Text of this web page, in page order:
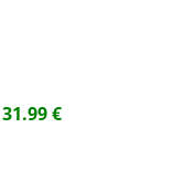
31.99€